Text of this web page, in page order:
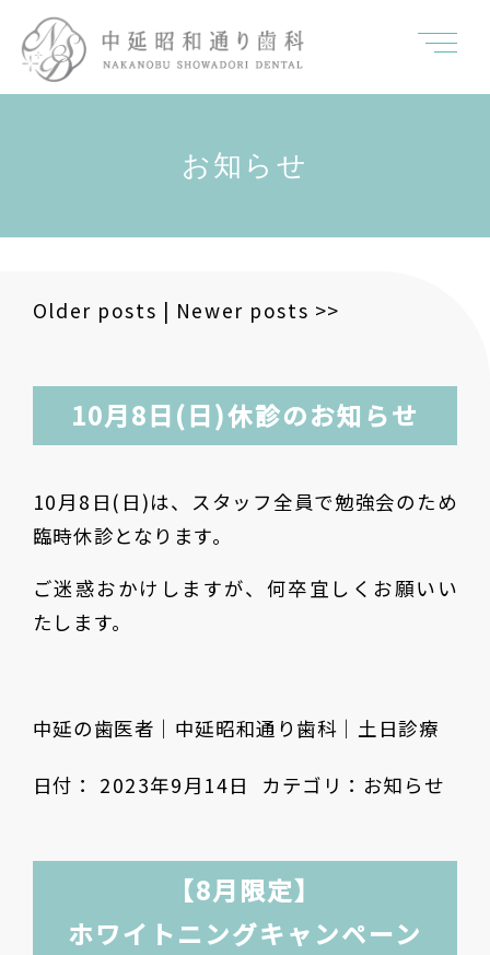
お知らせ
Older posts | Newer posts >>
10月8日(日)休診のお知らせ
10月8日(日)は、スタッフ全員で勉強会のため
臨時休診となります。
ご迷惑おかけしますが、何卒宜しくお願いい
たします。
中延の歯医者｜中延昭和通り歯科｜土日診療
日付： 2023年9月14日 カテゴリ： お知らせ
【8月限定】
ホワイトニングキャンペーン